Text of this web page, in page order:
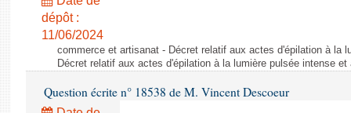
dépôt :
11/06/2024
commerce et artisanat - Décret relatif aux actes d'épilation à la
Décret relatif aux actes d'épilation à la lumière pulsée intense et
Question écrite n° 18538 de M. Vincent Descoeur